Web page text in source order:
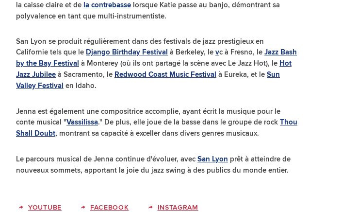
la caisse claire et de la contrebasse lorsque Katie passe au banjo, démontrant sa
polyvalence en tant que multi-instrumentiste.
San Lyon se produit régulièrement dans des festivals de jazz prestigieux en
Californie tels que le Django Birthday Festival à Berkeley, le vc à Fresno, le Jazz Bash
by the Bay Festival à Monterey (où ils ont partagé la scène avec Le Jazz Hot), le Hot
Jazz Jubilee à Sacramento, le Redwood Coast Music Festival à Eureka, et le Sun
Valley Festival en Idaho.
Jenna est également une compositrice accomplie, ayant écrit la musique pour le
conte musical "Vassilissa." De plus, elle joue de la basse dans le groupe de rock Thou
Shall Doubt, montrant sa capacité à exceller dans divers genres musicaux.
Le parcours musical de Jenna continue d'évoluer, avec San Lyon prêt à atteindre de
nouveaux sommets, apportant la joie du jazz swing à des publics du monde entier.
YOUTUBE FACEBOOK INSTAGRAM